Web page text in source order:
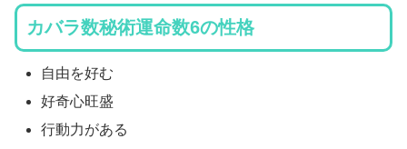
カバラ数秘術運命数6の性格
自由を好む
好奇心旺盛
行動力がある